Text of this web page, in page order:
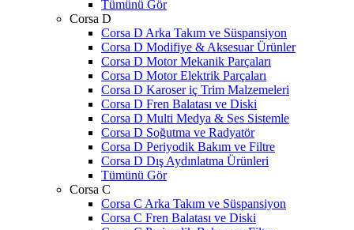
Tümünü Gör
Corsa D
Corsa D Arka Takım ve Süspansiyon
Corsa D Modifiye & Aksesuar Ürünler
Corsa D Motor Mekanik Parçaları
Corsa D Motor Elektrik Parçaları
Corsa D Karoser iç Trim Malzemeleri
Corsa D Fren Balatası ve Diski
Corsa D Multi Medya & Ses Sistemle
Corsa D Soğutma ve Radyatör
Corsa D Periyodik Bakım ve Filtre
Corsa D Dış Aydınlatma Ürünleri
Tümünü Gör
Corsa C
Corsa C Arka Takım ve Süspansiyon
Corsa C Fren Balatası ve Diski